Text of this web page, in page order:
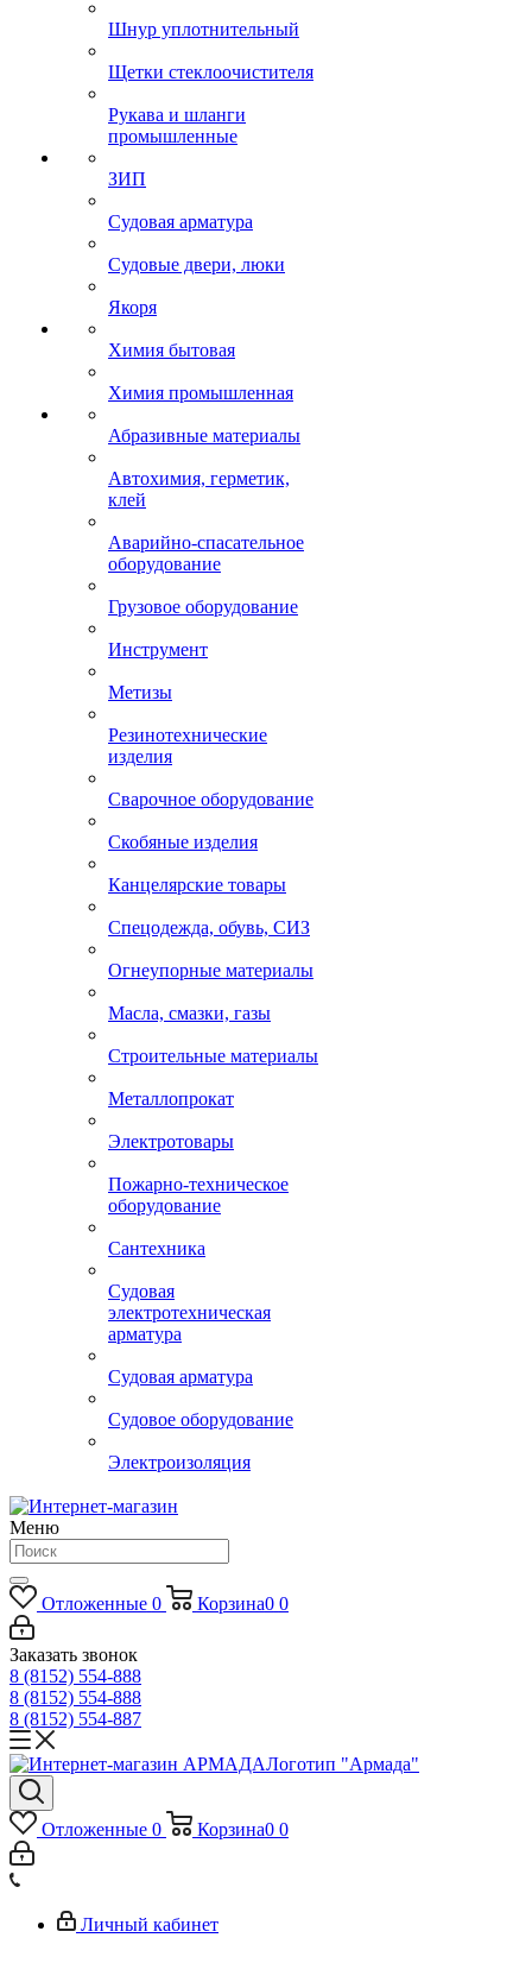
Шнур уплотнительный
Щетки стеклоочистителя
Рукава и шланги
промышленные
ЗИП
Судовая арматура
Судовые двери, люки
Якоря
Химия бытовая
Химия промышленная
Абразивные материалы
Автохимия, герметик,
клей
Аварийно-спасательное
оборудование
Грузовое оборудование
Инструмент
Метизы
Резинотехнические
изделия
Сварочное оборудование
Скобяные изделия
Канцелярские товары
Спецодежда, обувь, СИЗ
Огнеупорные материалы
Масла, смазки, газы
Строительные материалы
Металлопрокат
Электротовары
Пожарно-техническое
оборудование
Сантехника
Судовая
электротехническая
арматура
Судовая арматура
Судовое оборудование
Электроизоляция
Меню
Отложенные 0 Корзина0 0
Заказать звонок
8 (8152) 554-888
8 (8152) 554-888
8 (8152) 554-887
Логотип "Армада"
Отложенные 0 Корзина0 0
Личный кабинет